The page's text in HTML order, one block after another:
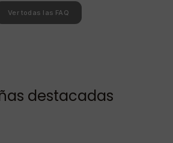
Ver todas las FAQ
destacadas